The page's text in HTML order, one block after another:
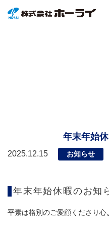
年末年始
2025.12.15 お知らせ
年末年始休暇のお知
平素は格別のご愛顧くださり心